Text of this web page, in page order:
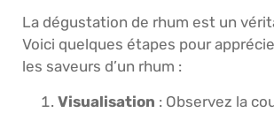
La dégustation de rhum est un
Voici quelques étapes pour
les saveurs d’un rhum :
Visualisation : Observez la